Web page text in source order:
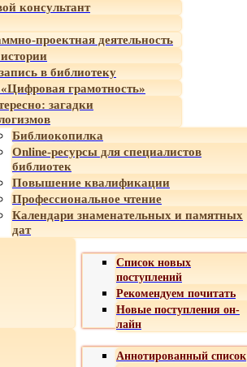
консультант
проектная деятельность
в библиотеку
грамотность»
загадки
Библиокопилка
Online-ресурсы для специалистов
библиотек
Повышение квалификации
Профессиональное чтение
Календари знаменательных и памятных
дат
Список новых
поступлений
Рекомендуем почитать
Новые поступления он-
лайн
Аннотированный список